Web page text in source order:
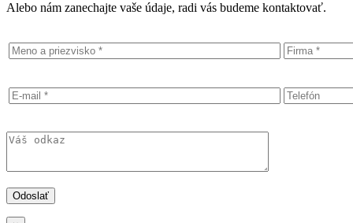
Alebo nám zanechajte vaše údaje, radi vás budeme kontaktovať.